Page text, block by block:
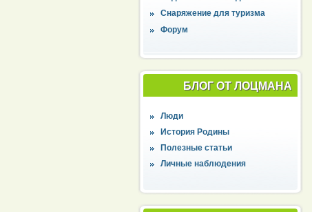
Снаряжение для туризма
Форум
БЛОГ ОТ ЛОЦМАНА
Люди
История Родины
Полезные статьи
Личные наблюдения